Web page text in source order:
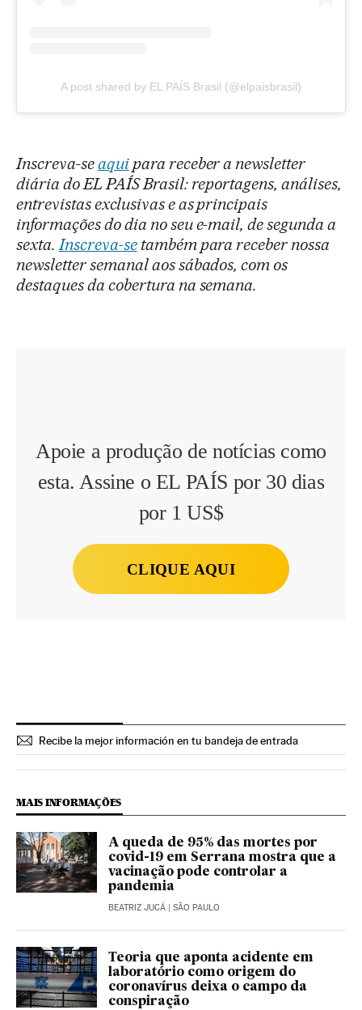
A post shared by EL PAÍS Brasil (@elpaisbrasil)
Inscreva-seaquipara receber a newsletter
diária do EL PAÍS Brasil: reportagens, análises,
entrevistas exclusivas e as principais
informações do dia no seu e-mail, de segunda a
sexta. Inscreva-setambém para receber nossa
newsletter semanal aos sábados, com os
destaques da cobertura na semana.
Apoie a produção de notícias como
esta. Assine o EL PAÍS por 30 dias
por 1 US$
CLIQUE AQUI
Recibe la mejor información en tu bandeja de entrada
MAIS INFORMAÇÕES
A queda de 95% das mortes por
covid-19 em Serrana mostra que a
vacinação pode controlar a
pandemia
BEATRIZ JUCÁ | SÃO PAULO
Teoria que aponta acidente em
laboratório como origem do
coronavírus deixa o campo da
conspiração